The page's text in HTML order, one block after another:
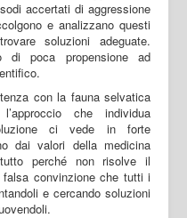
accertati di aggressione
e analizzano questi
soluzioni adeguate.
di poca propensione ad
con la fauna selvatica
che individua
ci vede in forte
dai valori della medicina
perché non risolve il
convinzione che tutti i
e cercando soluzioni